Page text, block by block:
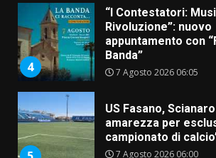
4
“I Contestatori:
Rivoluzione”: nuovo
appuntamento con
Banda”
7 Agosto 2026 06:05
US Fasano,
amarezza per
campionato di
7 Agosto 2026 06:00